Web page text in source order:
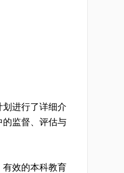
进行了详细介
监督、评估与
效的本科教育